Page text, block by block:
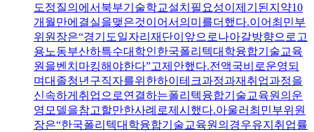
도정질의에서북부기술학교설치필요성이제기된지약10
개월만에결실을맺은것이어서의미를더했다.이어최민부
위원장은“경기도일자리재단이앞으로나아갈방향으로고
용노동부산하특수대학인한국폴리텍대학융합기술교육
원을벤치마킹해야한다”고제안했다.전액국비로운영되
며대졸청년구직자를위한하이테크과정과재취업과정을
신속하게취업으로연결하는폴리텍융합기술교육원의운
영모델을참고할만한사례로제시했다.아울러최민부위원
장은“한국폴리텍대학융합기술교육원의경우유지취업률